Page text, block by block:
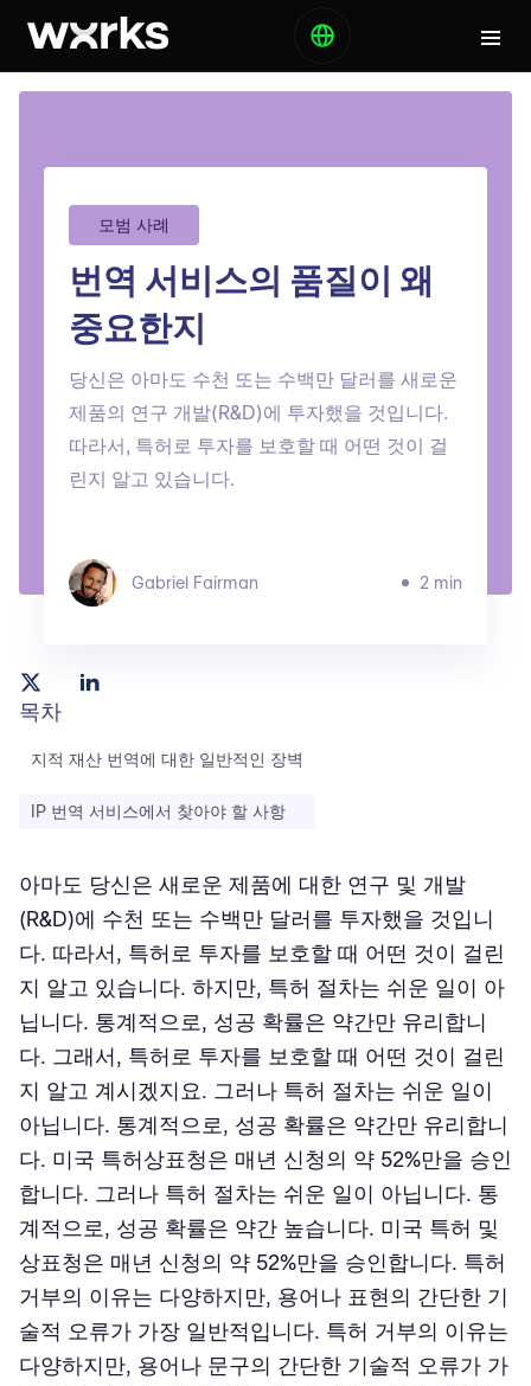
모범 사례
번역 서비스의 품질이 왜
중요한지
당신은 아마도 수천 또는 수백만 달러를 새로운
제품의 연구 개발(R&D)에 투자했을 것입니다.
따라서, 특허로 투자를 보호할 때 어떤 것이 걸
린지 알고 있습니다.
Gabriel Fairman 2 min
목차
지적 재산 번역에 대한 일반적인 장벽
IP 번역 서비스에서 찾아야 할 사항
아마도 당신은 새로운 제품에 대한 연구 및 개발
(R&D)에 수천 또는 수백만 달러를 투자했을 것입니
다. 따라서, 특허로 투자를 보호할 때 어떤 것이 걸린
지 알고 있습니다. 하지만, 특허 절차는 쉬운 일이 아
닙니다. 통계적으로, 성공 확률은 약간만 유리합니
다. 그래서, 특허로 투자를 보호할 때 어떤 것이 걸린
지 알고 계시겠지요. 그러나 특허 절차는 쉬운 일이
아닙니다. 통계적으로, 성공 확률은 약간만 유리합니
다. 미국 특허상표청은 매년 신청의 약 52%만을 승인
합니다. 그러나 특허 절차는 쉬운 일이 아닙니다. 통
계적으로, 성공 확률은 약간 높습니다. 미국 특허 및
상표청은 매년 신청의 약 52%만을 승인합니다. 특허
거부의 이유는 다양하지만, 용어나 표현의 간단한 기
술적 오류가 가장 일반적입니다. 특허 거부의 이유는
다양하지만, 용어나 문구의 간단한 기술적 오류가 가